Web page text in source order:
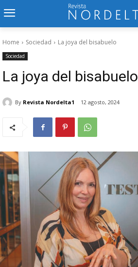
Home Sociedad La joya del bisabuelo
Sociedad
La joya del bisabuelo
By Revista Nordelta1 12 agosto, 2024